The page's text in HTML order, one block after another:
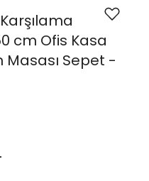
cm Ofis Kasa
Masası Sepet -